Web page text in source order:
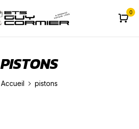
0
PISTONS
Accueil pistons